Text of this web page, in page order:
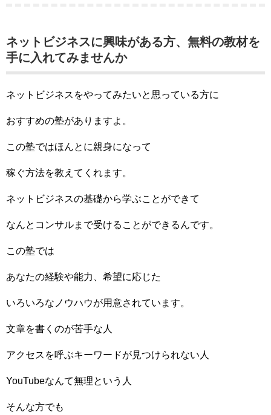
ネットビジネスに興味がある方、無料の教材を
手に入れてみませんか
ネットビジネスをやってみたいと思っている方に
おすすめの塾がありますよ。
この塾ではほんとに親身になって
稼ぐ方法を教えてくれます。
ネットビジネスの基礎から学ぶことができて
なんとコンサルまで受けることができるんです。
この塾では
あなたの経験や能力、希望に応じた
いろいろなノウハウが用意されています。
文章を書くのが苦手な人
アクセスを呼ぶキーワードが見つけられない人
YouTubeなんて無理という人
そんな方でも